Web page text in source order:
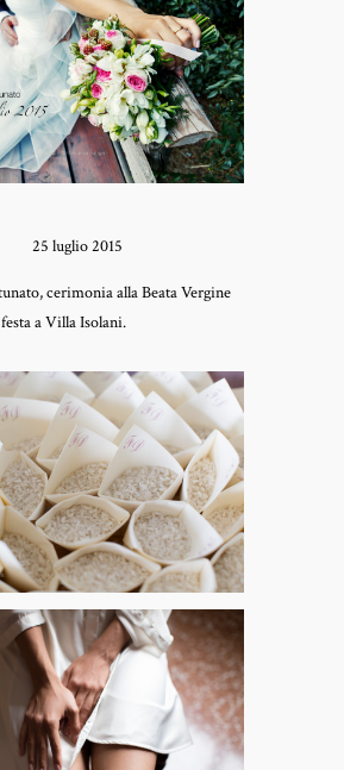
25 luglio 2015
cerimonia alla Beata Vergine
a Villa Isolani.